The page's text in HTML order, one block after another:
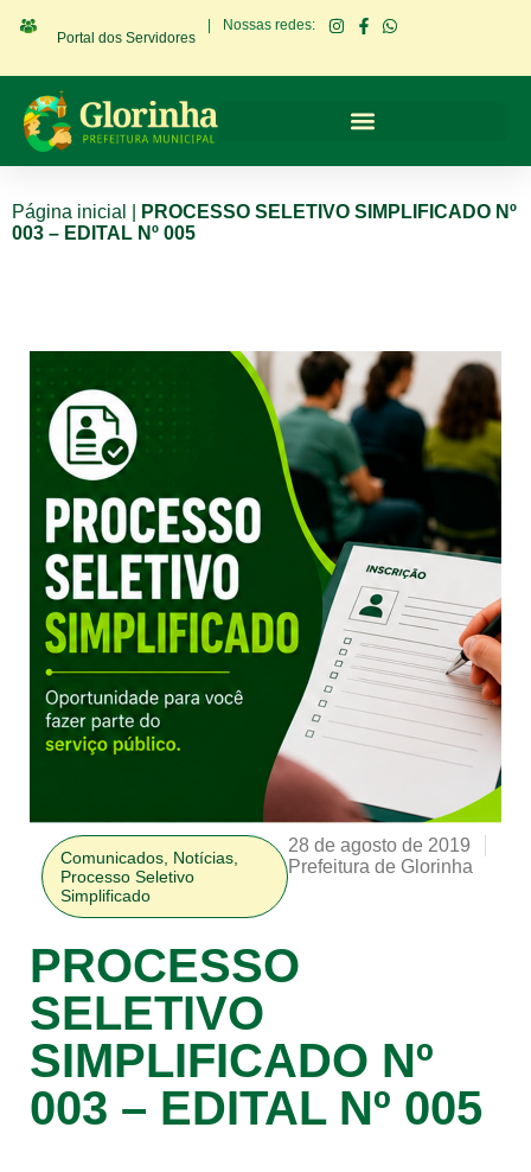
Portal dos Servidores
Nossas redes:
Página inicial
PROCESSO SELETIVO SIMPLIFICADO Nº
003 – EDITAL Nº 005
Comunicados Notícias
Processo Seletivo
Simplificado
28 de agosto de 2019
Prefeitura de Glorinha
PROCESSO
SELETIVO
SIMPLIFICADO Nº
003 – EDITAL Nº 005